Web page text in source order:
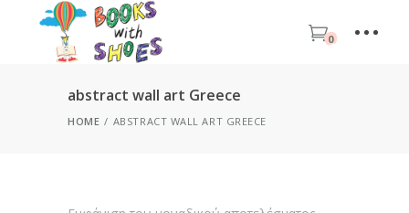
0
abstract wall art Greece
HOME ABSTRACT WALL ART GREECE